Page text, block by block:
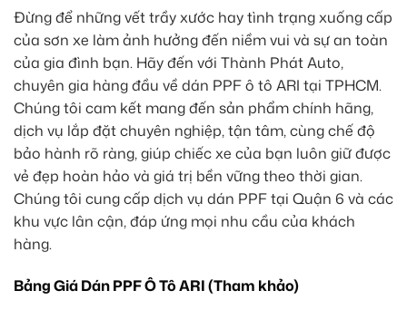
Đừng để những vết trầy xước hay tình trạng xuống cấp
của sơn xe làm ảnh hưởng đến niềm vui và sự an toàn
của gia đình bạn. Hãy đến với Thành Phát Auto,
chuyên gia hàng đầu về dán PPF ô tô ARI tại TPHCM.
Chúng tôi cam kết mang đến sản phẩm chính hãng,
dịch vụ lắp đặt chuyên nghiệp, tận tâm, cùng chế độ
bảo hành rõ ràng, giúp chiếc xe của bạn luôn giữ được
vẻ đẹp hoàn hảo và giá trị bền vững theo thời gian.
Chúng tôi cung cấp dịch vụ dán PPF tại Quận 6 và các
khu vực lân cận, đáp ứng mọi nhu cầu của khách
hàng.
Bảng Giá Dán PPF Ô Tô ARI (Tham khảo)